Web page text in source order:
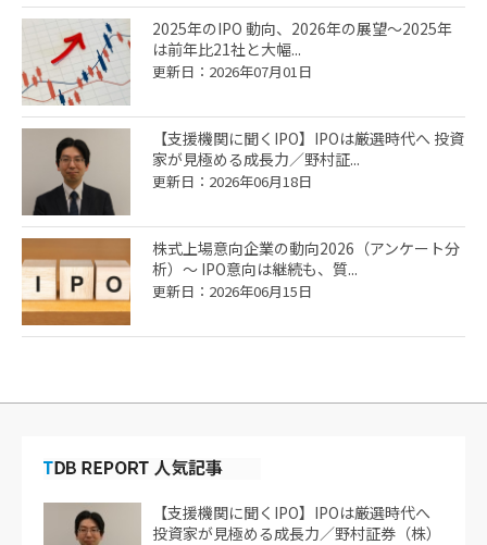
2025年のIPO 動向、2026年の展望～2025年
は前年比21社と大幅...
更新日：2026年07月01日
【支援機関に聞くIPO】IPOは厳選時代へ 投資
家が見極める成長力／野村証...
更新日：2026年06月18日
株式上場意向企業の動向2026（アンケート分
析）～ IPO意向は継続も、質...
更新日：2026年06月15日
【支援機関に聞くIPO】IPOは厳選時代へ
投資家が見極める成長力／野村証券（株）